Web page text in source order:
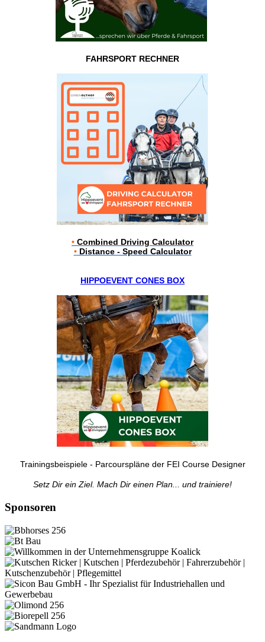
FAHRSPORT RECHNER
• Combined Driving Calculator
•Distance - Speed Calculator
HIPPOEVENT CONES BOX
Trainingsbeispiele - Parcourspläne der FEI Course Designer
Setz Dir ein Ziel. Mach Dir einen Plan... und trainiere!
Sponsoren